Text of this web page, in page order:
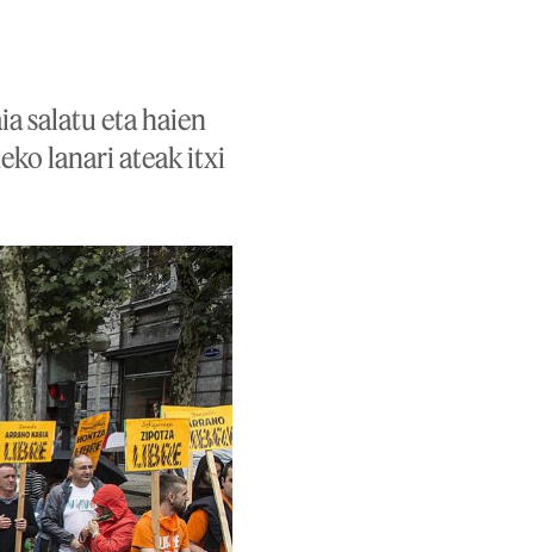
salatu eta haien
lanari ateak itxi